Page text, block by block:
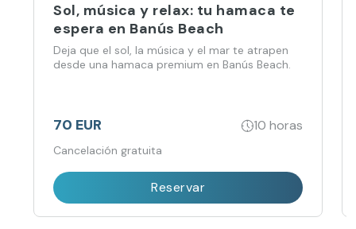
Sol, música y relax: tu hamaca te
espera en Banús Beach
Deja que el sol, la música y el mar te atrapen
desde una hamaca premium en Banús Beach.
70 EUR 10 horas
Cancelación gratuita
Reservar